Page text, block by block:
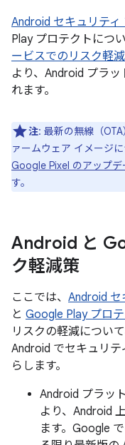
Android セキュリテ
Play プロテクトにつ
ービスでのリスク軽
より、Android プラ
れます。
注: 最新の無線（
ァームウェア イメージに
Google Pixel のアップ
す。
Android と
ク軽減策
ここでは、 Android セ
と Google Play プロ
リスクの軽減につい
Android でセキュリ
らします。
Android プラッ
より、Android
ます。Google